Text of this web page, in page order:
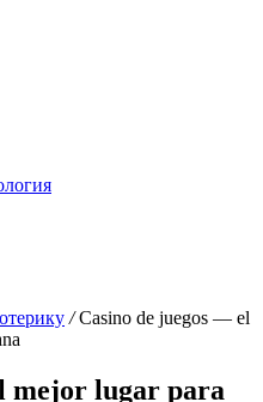
/ Casino de juegos — el
mejor lugar para